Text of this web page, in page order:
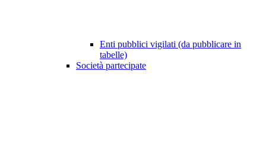
Enti pubblici vigilati (da pubblicare in
tabelle)
Società partecipate